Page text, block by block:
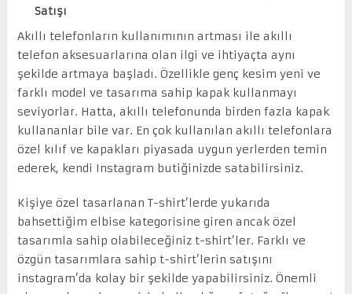
Satışı
Akıllı telefonların kullanımının artması ile akıllı
telefon aksesuarlarına olan ilgi ve ihtiyaçta aynı
şekilde artmaya başladı. Özellikle genç kesim yeni ve
farklı model ve tasarıma sahip kapak kullanmayı
seviyorlar. Hatta, akıllı telefonunda birden fazla kapak
kullananlar bile var. En çok kullanılan akıllı telefonlara
özel kılıf ve kapakları piyasada uygun yerlerden temin
ederek, kendi Instagram butiğinizde satabilirsiniz.
Kişiye özel tasarlanan T-shirt’lerde yukarıda
bahsettiğim elbise kategorisine giren ancak özel
tasarımla sahip olabileceğiniz t-shirt’ler. Farklı ve
özgün tasarımlara sahip t-shirt’lerin satışını
instagram’da kolay bir şekilde yapabilirsiniz. Önemli